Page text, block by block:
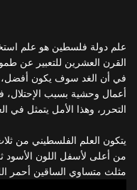
علم دولة فلسطين هو علم
القرن العشرين للتعبير عن
في أن الغد سوف يكون أفضل،
أعمال وحشية بسبب
التحرر، وهذا الأمل يتمثل في
يتكون العلم الفلسطيني من
من أعلى لأسفل اللون الأسود
مثلث متساوي الساقين أحمر